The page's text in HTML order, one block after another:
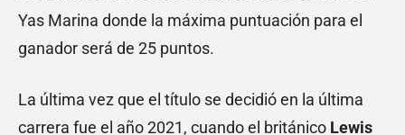
Yas Marina donde la máxima puntuación para el
ganador será de 25 puntos.
La última vez que el título se decidió en la última
carrera fue el año 2021, cuando el británico Lewis